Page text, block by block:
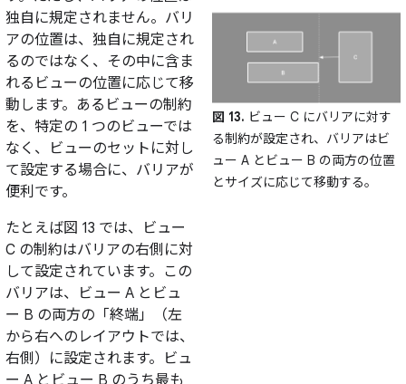
独自に規定されません。バリ
アの位置は、独自に規定され
るのではなく、その中に含ま
れるビューの位置に応じて移
動します。あるビューの制約
を、特定の 1 つのビューでは
なく、ビューのセットに対し
て設定する場合に、バリアが
便利です。
たとえば図 13 では、ビュー
C の制約はバリアの右側に対
して設定されています。この
バリアは、ビュー A とビュ
ー B の両方の「終端」（左
から右へのレイアウトでは、
右側）に設定されます。ビュ
ー A とビュー B のうち最も
図 13. ビュー C にバリアに対す
る制約が設定され、バリアはビ
ュー A とビュー B の両方の位置
とサイズに応じて移動する。